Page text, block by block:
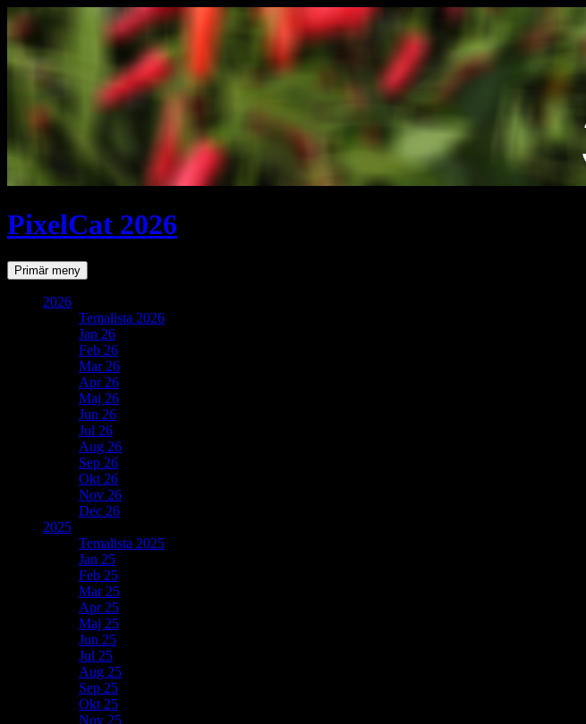
PixelCat 2026
SökPrimär meny Gå
till
2026
Temalista 2026
Jan 26
Feb 26
Mar 26
Apr 26
Maj 26
Jun 26
Jul 26
Aug 26
Sep 26
Okt 26
Nov 26
Dec 26
2025
Temalista 2025
Jan 25
Feb 25
Mar 25
Apr 25
Maj 25
Jun 25
Jul 25
Aug 25
Sep 25
Okt 25
Nov 25